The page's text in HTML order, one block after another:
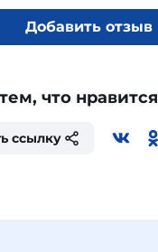
Добавить отзыв
что нравится
ссылку